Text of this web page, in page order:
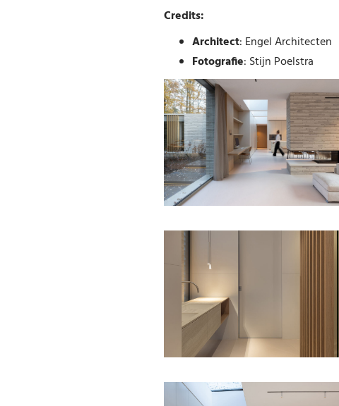
Credits:
Architect: Engel Architecten
Fotografie: Stijn Poelstra